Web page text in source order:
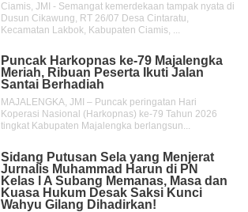
Ciamis, JMI - Semangat kemerdekaan tampak nyata di
Dusun Cikawung, RT 26/07 Desa Cintaratu,
Kecamatan Lakbok, Kabupaten Ciamis, ...
Puncak Harkopnas ke-79 Majalengka
Meriah, Ribuan Peserta Ikuti Jalan
Santai Berhadiah
MAJALENGKA, JMI – Puncak peringatan Hari
Koperasi Nasional (Harkopnas) ke-79 Tahun 2026
tingkat Kabupaten Majalengka berlangsun...
Sidang Putusan Sela yang Menjerat
Jurnalis Muhammad Harun di PN
Kelas l A Subang Memanas, Masa dan
Kuasa Hukum Desak Saksi Kunci
Wahyu Gilang Dihadirkan!